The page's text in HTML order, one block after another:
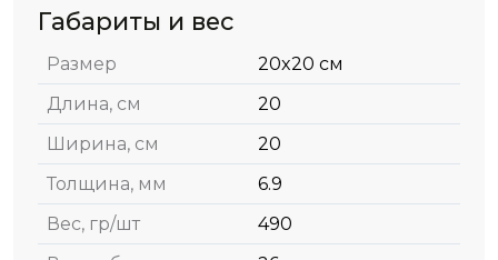
Габариты и вес
Размер
20x20 см
Длина, см
20
Ширина, см
20
Толщина, мм
6.9
Вес, гр/шт
490